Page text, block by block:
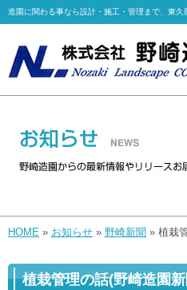
造園に関わる事なら設計・施工・管理まで、東
HOME » お知らせ » 野崎新聞 » 植栽
植栽管理の話(野崎造園